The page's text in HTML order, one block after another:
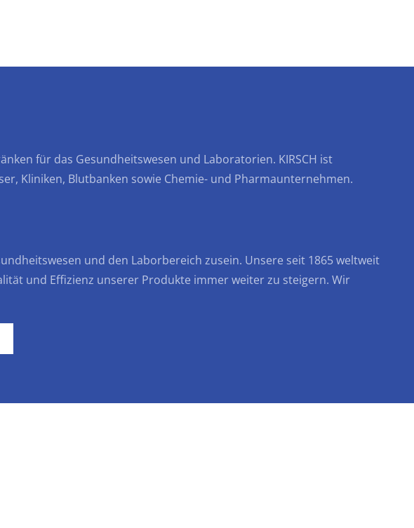
für das Gesundheitswesen und Laboratorien. KIRSCH ist
Kliniken, Blutbanken sowie Chemie- und Pharmaunternehmen.
und den Laborbereich zusein. Unsere seit 1865 weltweit
und Effizienz unserer Produkte immer weiter zu steigern. Wir